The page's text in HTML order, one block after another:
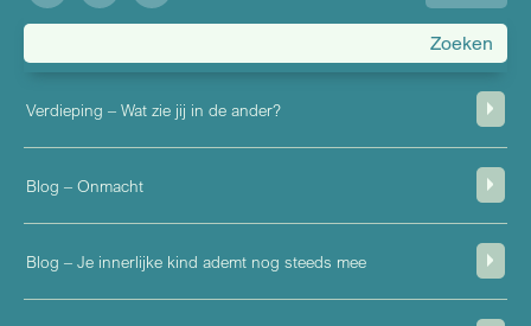
account
menu
Verdieping – Wat zie jij in de ander?
Blog – Onmacht
Blog – Je innerlijke kind ademt nog steeds mee